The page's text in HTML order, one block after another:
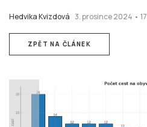
Hedvika Kvizdová 3. prosince 2024 •
ZPĚT NA ČLÁNEK